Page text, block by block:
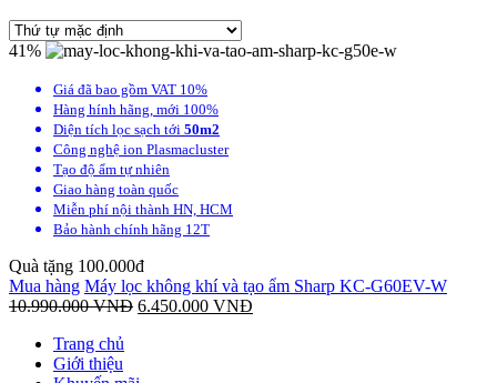
41%
Giá đã bao gồm VAT 10%
Hàng hính hãng, mới 100%
Diện tích lọc sạch tới 50m2
Công nghệ ion Plasmacluster
Tạo độ ẩm tự nhiên
Giao hàng toàn quốc
Miễn phí nội thành HN, HCM
Bảo hành chính hãng 12T
Quà tặng 100.000đ
Mua hàng Máy lọc không khí và tạo ẩm Sharp KC-G60EV-W
10.990.000VNĐ 6.450.000 VNĐ
Trang chủ
Giới thiệu